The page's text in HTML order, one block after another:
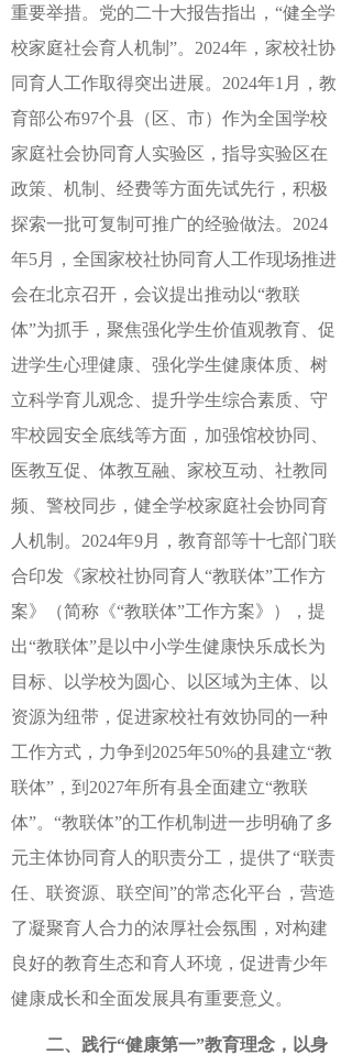
重要举措。党的二十大报告指出，“健全学
校家庭社会育人机制”。2024年，家校社协
同育人工作取得突出进展。2024年1月，教
育部公布97个县（区、市）作为全国学校
家庭社会协同育人实验区，指导实验区在
政策、机制、经费等方面先试先行，积极
探索一批可复制可推广的经验做法。2024
年5月，全国家校社协同育人工作现场推进
会在北京召开，会议提出推动以“教联
体”为抓手，聚焦强化学生价值观教育、促
进学生心理健康、强化学生健康体质、树
立科学育儿观念、提升学生综合素质、守
牢校园安全底线等方面，加强馆校协同、
医教互促、体教互融、家校互动、社教同
频、警校同步，健全学校家庭社会协同育
人机制。2024年9月，教育部等十七部门联
合印发《家校社协同育人“教联体”工作方
案》（简称《“教联体”工作方案》），提
出“教联体”是以中小学生健康快乐成长为
目标、以学校为圆心、以区域为主体、以
资源为纽带，促进家校社有效协同的一种
工作方式，力争到2025年50%的县建立“教
联体”，到2027年所有县全面建立“教联
体”。“教联体”的工作机制进一步明确了多
元主体协同育人的职责分工，提供了“联责
任、联资源、联空间”的常态化平台，营造
了凝聚育人合力的浓厚社会氛围，对构建
良好的教育生态和育人环境，促进青少年
健康成长和全面发展具有重要意义。
二、践行“健康第一”教育理念，以身